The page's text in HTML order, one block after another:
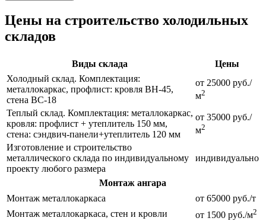
Цены на строительство холодильных
складов
Виды склада
Цены
Холодный склад. Комплектация:
металлокаркас, профлист: кровля ВН-45,
стена ВС-18
от 25000 руб./
м2
Теплый склад. Комплектация: металлокаркас,
кровля: профлист + утеплитель 150 мм,
стена: сэндвич-панели+утеплитель 120 мм
от 35000 руб./
м2
Изготовление и строительство
металлического склада по индивидуальному
проекту любого размера
индивидуально
Монтаж ангара
Монтаж металлокаркаса
от 65000 руб./т
Монтаж металлокаркаса, стен и кровли
от 1500 руб./м2